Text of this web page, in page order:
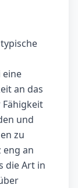
eine
an das
und
zu
eng an
die Art in